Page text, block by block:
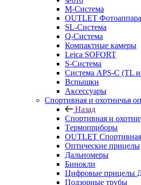
M-Система
OUTLET
SL-Система
Q-Cистема
Компактные камеры
Leica SOFORT
S-Система
Система APS-C (TL
Вспышки
Аксессуары
Спортивная и охотничья
Назад
Спортивная и
Tермоприборы
OUTLET
Оптические прицелы
Дальномеры
Бинокли
Цифровые прицелы
Подзорные трубы